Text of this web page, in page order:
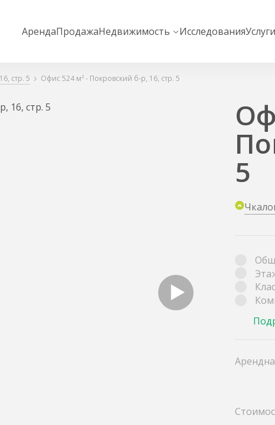
АрендаПродажаНедвижимость ИсследованияУслуги
стр. 5 Офис 524 м² - Покровский б-р, 16, стр. 5
5